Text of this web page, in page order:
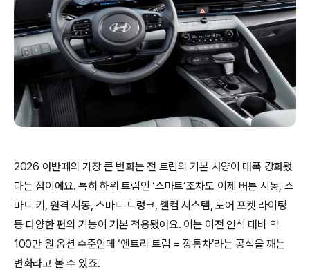
2026 아반떼의 가장 큰 변화는 전 트림의 기본 사양이 대폭 강화됐
다는 점이에요. 특히 하위 트림인 ‘스마트’조차도 이제 버튼 시동, 스
마트 키, 원격 시동, 스마트 트렁크, 웰컴 시스템, 도어 포켓 라이팅
등 다양한 편의 기능이 기본 적용됐어요. 이는 이전 연식 대비 약
100만 원 옵션 수준인데 ‘엔트리 트림 = 깡통차’라는 공식을 깨는
변화라고 볼 수 있죠.